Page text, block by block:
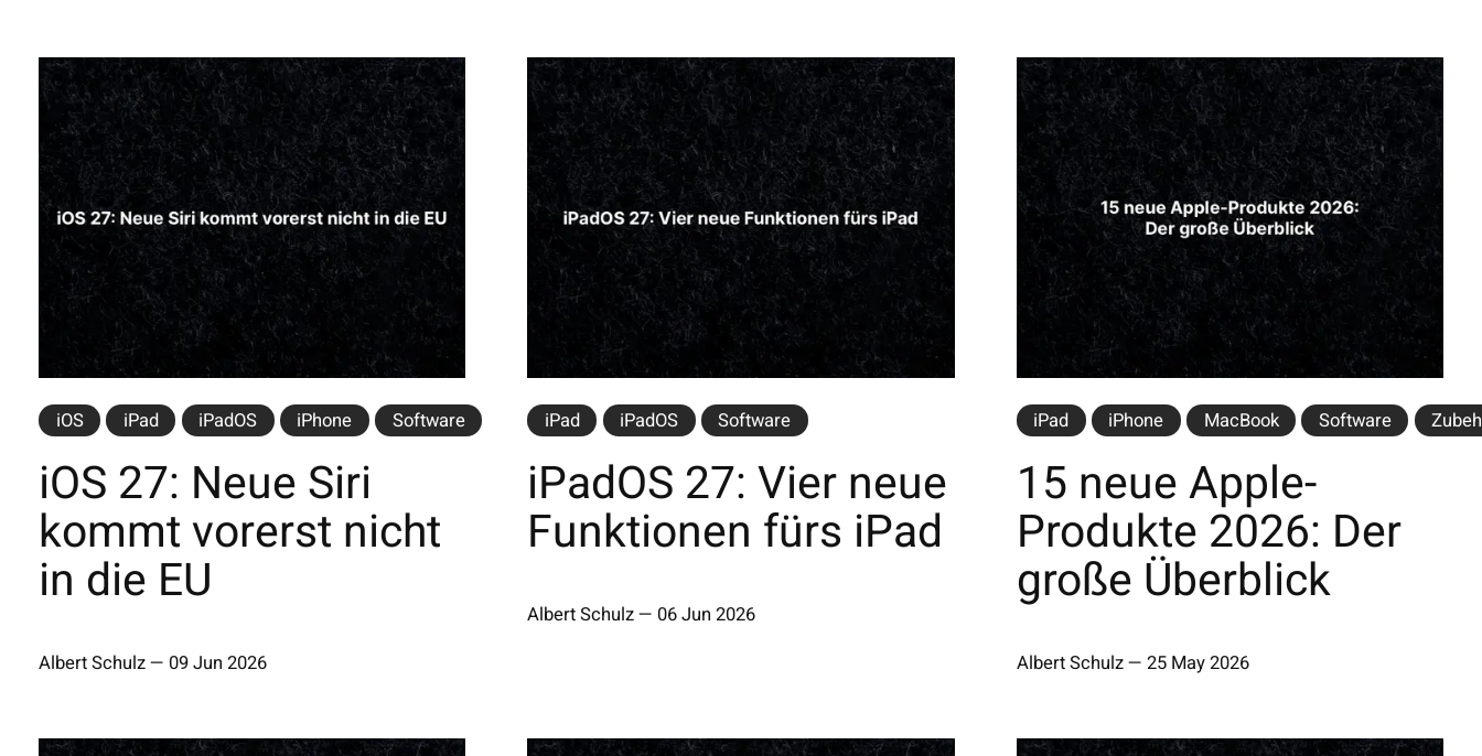
iOS iPad iPadOS iPhone Software
iOS 27: Neue Siri
kommt vorerst nicht
in die EU
Albert Schulz— 09 Jun 2026
iPad iPadOS Software
iPadOS 27: Vier neue
Funktionen fürs iPad
Albert Schulz— 06 Jun 2026
iPad iPhone MacBook Software
15 neue Apple-
Produkte 2026: Der
große Überblick
Albert Schulz— 25 May 2026